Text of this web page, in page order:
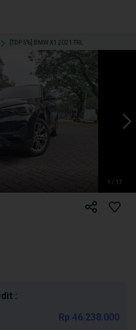
[TDP 5%] BMW X1 2021 TRL
1 / 17
:
Rp 46.238.000